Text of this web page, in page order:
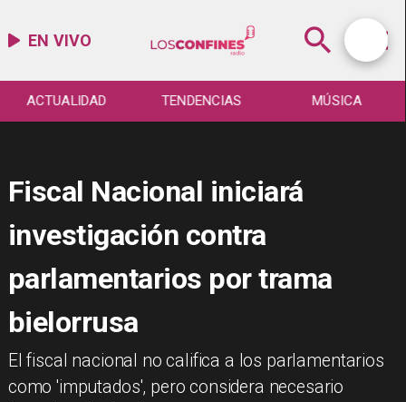
EN VIVO
ACTUALIDAD TENDENCIAS MÚSICA
Fiscal Nacional iniciará
investigación contra
parlamentarios por trama
bielorrusa
El fiscal nacional no califica a los parlamentarios
como 'imputados', pero considera necesario